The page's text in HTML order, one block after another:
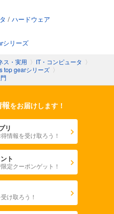
/ ハードウェア
シリーズ
ス・実用 〉 IT・コンピュータ 〉
top gearシリーズ 〉
をお届けします！
リ
情報を受け取ろう！
ト
定クーポンゲット！
け取ろう！